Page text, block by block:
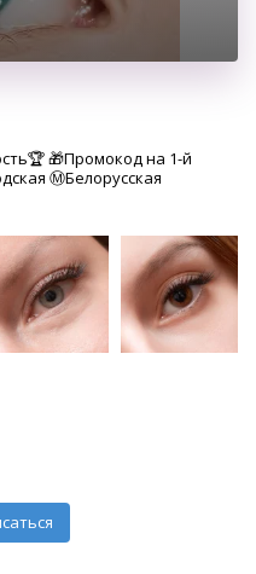
🎁Промокод на 1-й
Ⓜ️Белорусская